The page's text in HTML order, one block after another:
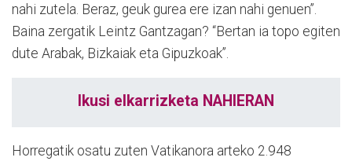
nahi zutela. Beraz, geuk gurea ere izan nahi genuen”.
Baina zergatik Leintz Gantzagan? “Bertan ia topo egiten
dute Arabak, Bizkaiak eta Gipuzkoak”.
Ikusi elkarrizketa NAHIERAN
Horregatik osatu zuten Vatikanora arteko 2.948